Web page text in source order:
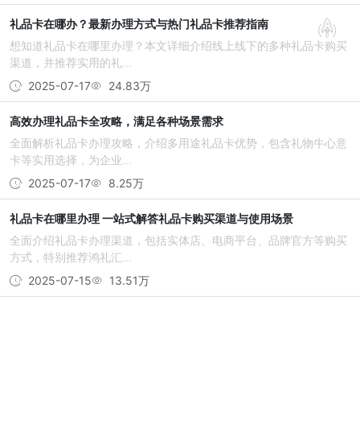
礼品卡在哪办？最新办理方式与热门礼品卡推荐指南
想知道礼品卡在哪里办理？本文详细介绍线上线下的多种礼品卡购买
渠道，并推荐实用的礼...
2025-07-17
24.83万
高效办理礼品卡全攻略，满足各种场景需求
全面解析礼品卡办理攻略，介绍多用途礼品卡优势，包含礼物牛心意
卡等实用选择，为企业...
2025-07-17
8.25万
礼品卡在哪里办理 一站式解答礼品卡购买渠道与使用场景
全面介绍礼品卡办理渠道，包括实体店、电商平台、品牌官方等购买
方式，特别推荐鸿礼汇...
2025-07-15
13.51万